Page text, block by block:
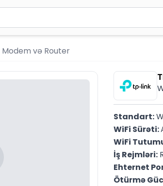
ən azı 2 simvol yazın. Göndərmək
Modem və Router
Standart:
WiFi Sürəti:
WiFi
İş Rejmləri:
Ehternet
Ötürmə